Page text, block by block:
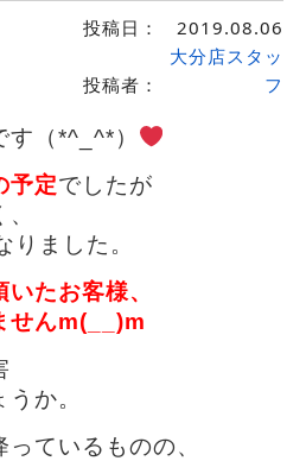
投稿日： 2019.08.06
投稿者：
大分店スタッ
フ
（*^_^*）
予定でしたが
りました。
たお客様、
せんm(__)m
か。
ているものの、